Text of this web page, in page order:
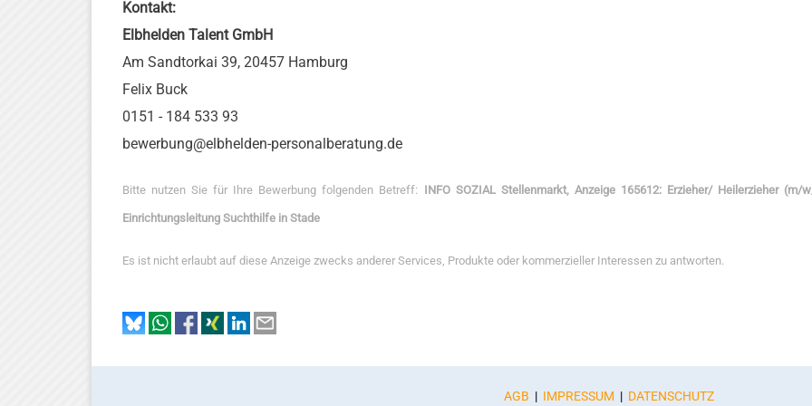
Kontakt:
Elbhelden Talent GmbH
Am Sandtorkai 39, 20457 Hamburg
Felix Buck
0151 - 184 533 93
bewerbung@elbhelden-personalberatung.de
Bitte nutzen Sie für Ihre Bewerbung folgenden Betreff: INFO SOZIAL Stellenmarkt, Anzeige 165612: Erzieher/ Heilerzieher (m/
Einrichtungsleitung Suchthilfe in Stade
Es ist nicht erlaubt auf diese Anzeige zwecks anderer Services, Produkte oder kommerzieller Interessen zu antworten.
AGB | IMPRESSUM | DATENSCHUTZ